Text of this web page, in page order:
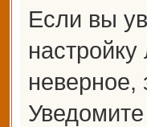
Если вы
неверное,